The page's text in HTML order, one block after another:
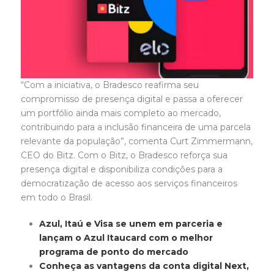
“Com a iniciativa, o Bradesco reafirma seu
compromisso de presença digital e passa a oferecer
um portfólio ainda mais completo ao mercado,
contribuindo para a inclusão financeira de uma parcela
relevante da população”, comenta Curt Zimmermann,
CEO do Bitz. Com o Bitz, o Bradesco reforça sua
presença digital e disponibiliza condições para a
democratização de acesso aos serviços financeiros
em todo o Brasil.
Azul, Itaú e Visa se unem em parceria e
lançam o Azul Itaucard com o melhor
programa de ponto do mercado
Conheça as vantagens da conta digital Next,